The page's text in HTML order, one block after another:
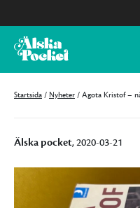
Startsida / Nyheter / Agota Kristof –
Älska pocket, 2020-03-21